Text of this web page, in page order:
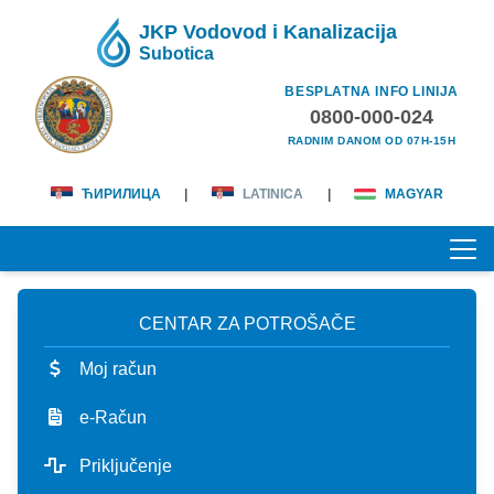
JKP Vodovod i Kanalizacija
Subotica
BESPLATNA INFO LINIJA
0800-000-024
RADNIM DANOM OD 07H-15H
ЋИРИЛИЦА LATINICA MAGYAR
POČETNA
O NAMA
lična karta
KORISNICI
CENTAR ZA POTROŠAČE
Moj račun
e-Račun
Priključenje